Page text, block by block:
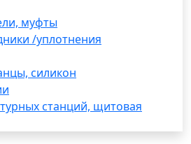
муфты
/уплотнения
силикон
станций, щитовая